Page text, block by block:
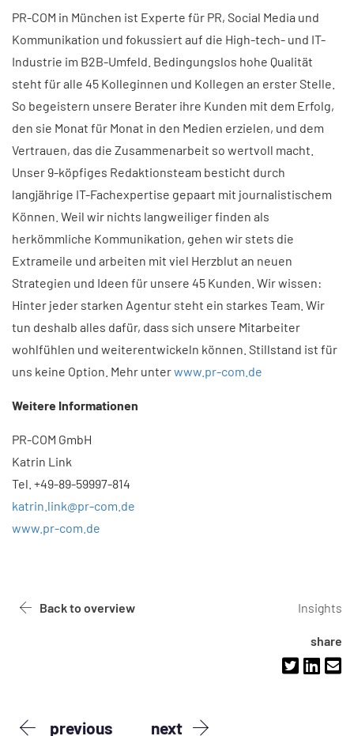
PR-COM in München ist Experte für PR, Social Media und
Kommunikation und fokussiert auf die High-tech- und IT-
Industrie im B2B-Umfeld. Bedingungslos hohe Qualität
steht für alle 45 Kolleginnen und Kollegen an erster Stelle.
So begeistern unsere Berater ihre Kunden mit dem Erfolg,
den sie Monat für Monat in den Medien erzielen, und dem
Vertrauen, das die Zusammenarbeit so wertvoll macht.
Unser 9-köpfiges Redaktionsteam besticht durch
langjährige IT-Fachexpertise gepaart mit journalistischem
Können. Weil wir nichts langweiliger finden als
herkömmliche Kommunikation, gehen wir stets die
Extrameile und arbeiten mit viel Herzblut an neuen
Strategien und Ideen für unsere 45 Kunden. Wir wissen:
Hinter jeder starken Agentur steht ein starkes Team. Wir
tun deshalb alles dafür, dass sich unsere Mitarbeiter
wohlfühlen und weiterentwickeln können. Stillstand ist für
uns keine Option. Mehr unterwww.pr-com.de
Weitere Informationen​
PR-COM GmbH
Katrin Link
Tel. +49-89-59997-814
katrin.link@pr-com.de
www.pr-com.de
Back to overview Insights
share
previous next